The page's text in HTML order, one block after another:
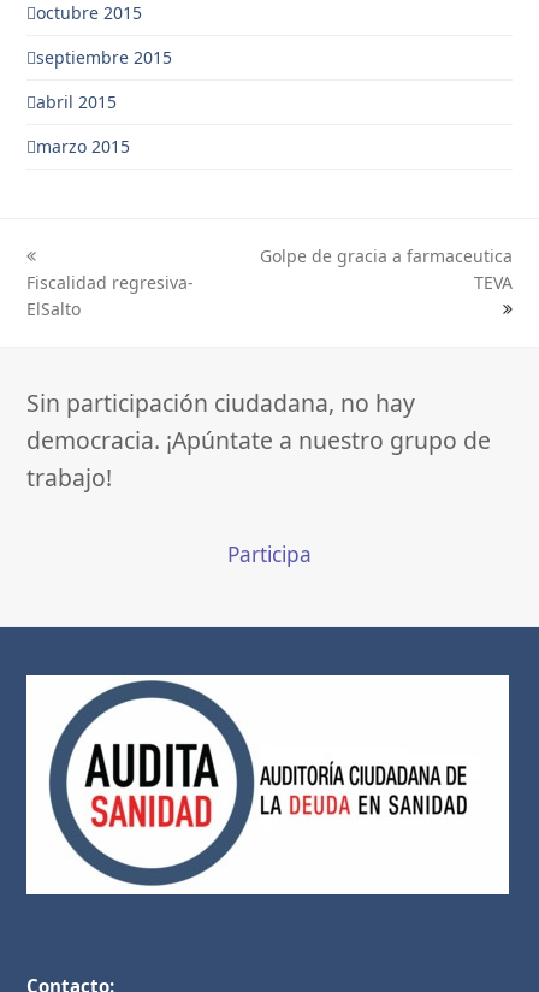
octubre 2015
septiembre 2015
abril 2015
marzo 2015
previous
post:
Fiscalidad regresiva-
ElSalto
Golpe de gracia a farmaceutica
TEVA
Sin participación ciudadana, no hay
democracia. ¡Apúntate a nuestro grupo de
trabajo!
Participa
Contacto: